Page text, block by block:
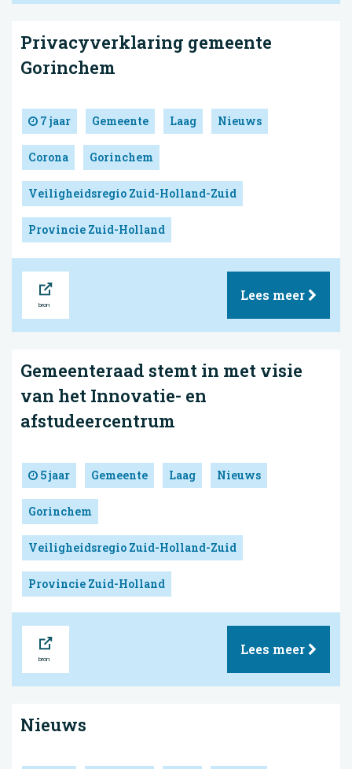
Privacyverklaring gemeente
Gorinchem
7 jaar Gemeente Laag Nieuws
Corona Gorinchem
Veiligheidsregio Zuid-Holland-Zuid
Provincie Zuid-Holland
Lees meer
Gemeenteraad stemt in met visie
van het Innovatie- en
afstudeercentrum
5 jaar Gemeente Laag Nieuws
Gorinchem
Veiligheidsregio Zuid-Holland-Zuid
Provincie Zuid-Holland
Lees meer
Nieuws